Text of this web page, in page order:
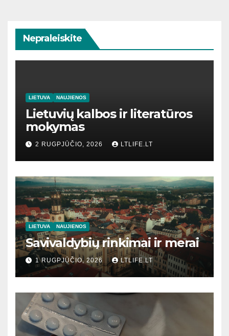
Nepraleiskite
LIETUVA NAUJIENOS
Lietuvių kalbos ir literatūros
mokymas
2 RUGPJŪČIO, 2026 LTLIFE.LT
LIETUVA NAUJIENOS
Savivaldybių rinkimai ir merai
1 RUGPJŪČIO, 2026 LTLIFE.LT